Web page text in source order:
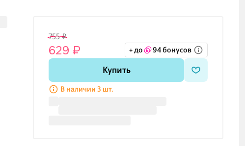
755 ₽
629 ₽ + до 94 бонусов
Купить
В наличии 3 шт.